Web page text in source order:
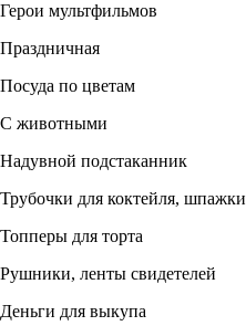
Герои мультфильмов
Праздничная
Посуда по цветам
С животными
Надувной подстаканник
Трубочки для коктейля, шпажки
Топперы для торта
Рушники, ленты свидетелей
Деньги для выкупа